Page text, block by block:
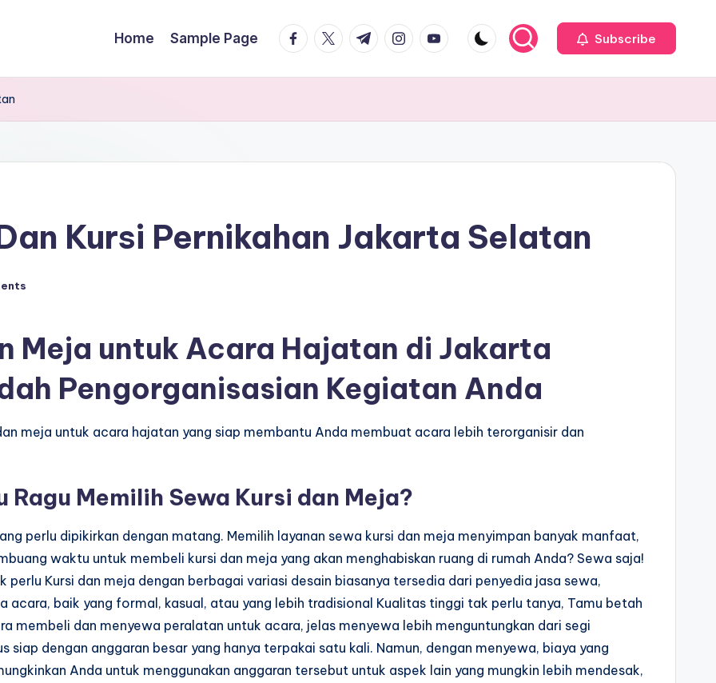
Home Sample Page facebook.com
twitter.com
t.me instagram.com
youtube.com Subscribe
Kursi Pernikahan Jakarta Selatan
Meja untuk Acara Hajatan di Jakarta
Pengorganisasian Kegiatan Anda
meja untuk acara hajatan yang siap membantu Anda membuat acara lebih terorganisir dan
Memilih Sewa Kursi dan Meja?
perlu dipikirkan dengan matang. Memilih layanan sewa kursi dan meja menyimpan banyak manfaat,
waktu untuk membeli kursi dan meja yang akan menghabiskan ruang di rumah Anda? Sewa saja!
Kursi dan meja dengan berbagai variasi desain biasanya tersedia dari penyedia jasa sewa,
acara, baik yang formal, kasual, atau yang lebih tradisional Kualitas tinggi tak perlu tanya, Tamu betah
membeli dan menyewa peralatan untuk acara, jelas menyewa lebih menguntungkan dari segi
siap dengan anggaran besar yang hanya terpakai satu kali. Namun, dengan menyewa, biaya yang
Anda untuk menggunakan anggaran tersebut untuk aspek lain yang mungkin lebih mendesak,